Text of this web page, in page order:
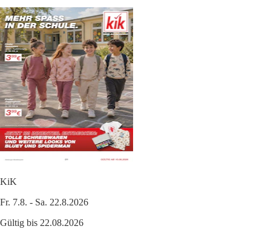
KiK
Fr. 7.8. - Sa. 22.8.2026
Gültig bis 22.08.2026